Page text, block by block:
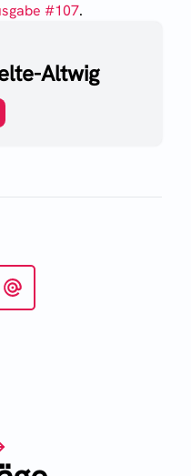
#107.
Altwig